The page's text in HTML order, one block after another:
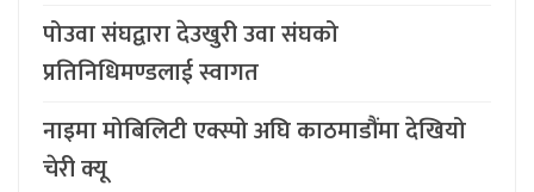
पोउवा संघद्वारा देउखुरी उवा संघको
प्रतिनिधिमण्डलाई स्वागत
नाइमा मोबिलिटी एक्स्पो अघि काठमाडौंमा देखियो
चेरी क्यू